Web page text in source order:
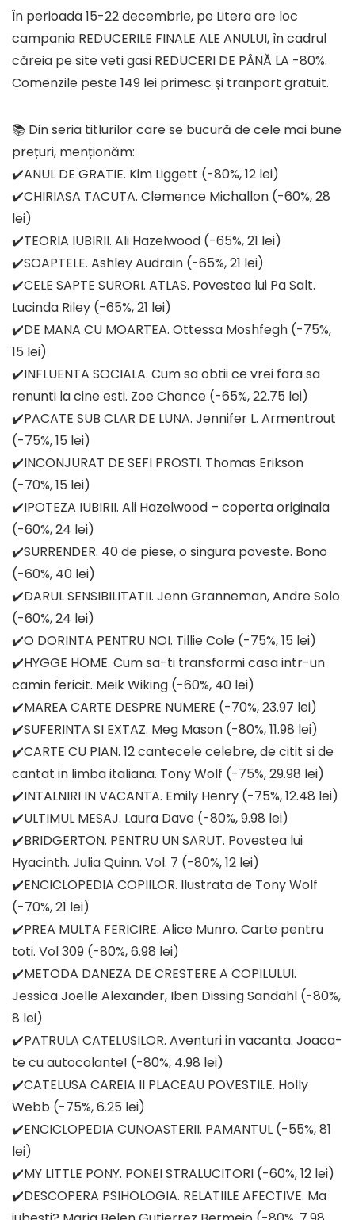
În perioada 15-22 decembrie, pe Litera are loc
campania REDUCERILE FINALE ALE ANULUI, în cadrul
căreia pe site veti gasi REDUCERI DE PÂNĂ LA -80%.
Comenzile peste 149 lei primesc și tranport gratuit.
📚 Din seria titlurilor care se bucură de cele mai bune
prețuri, menționăm:
✔️ANUL DE GRATIE. Kim Liggett (-80%, 12 lei)
✔️CHIRIASA TACUTA. Clemence Michallon (-60%, 28
lei)
✔️TEORIA IUBIRII. Ali Hazelwood (-65%, 21 lei)
✔️SOAPTELE. Ashley Audrain (-65%, 21 lei)
✔️CELE SAPTE SURORI. ATLAS. Povestea lui Pa Salt.
Lucinda Riley (-65%, 21 lei)
✔️DE MANA CU MOARTEA. Ottessa Moshfegh (-75%,
15 lei)
✔️INFLUENTA SOCIALA. Cum sa obtii ce vrei fara sa
renunti la cine esti. Zoe Chance (-65%, 22.75 lei)
✔️PACATE SUB CLAR DE LUNA. Jennifer L. Armentrout
(-75%, 15 lei)
✔️INCONJURAT DE SEFI PROSTI. Thomas Erikson
(-70%, 15 lei)
✔️IPOTEZA IUBIRII. Ali Hazelwood – coperta originala
(-60%, 24 lei)
✔️SURRENDER. 40 de piese, o singura poveste. Bono
(-60%, 40 lei)
✔️DARUL SENSIBILITATII. Jenn Granneman, Andre Solo
(-60%, 24 lei)
✔️O DORINTA PENTRU NOI. Tillie Cole (-75%, 15 lei)
✔️HYGGE HOME. Cum sa-ti transformi casa intr-un
camin fericit. Meik Wiking (-60%, 40 lei)
✔️MAREA CARTE DESPRE NUMERE (-70%, 23.97 lei)
✔️SUFERINTA SI EXTAZ. Meg Mason (-80%, 11.98 lei)
✔️CARTE CU PIAN. 12 cantecele celebre, de citit si de
cantat in limba italiana. Tony Wolf (-75%, 29.98 lei)
✔️INTALNIRI IN VACANTA. Emily Henry (-75%, 12.48 lei)
✔️ULTIMUL MESAJ. Laura Dave (-80%, 9.98 lei)
✔️BRIDGERTON. PENTRU UN SARUT. Povestea lui
Hyacinth. Julia Quinn. Vol. 7 (-80%, 12 lei)
✔️ENCICLOPEDIA COPIILOR. Ilustrata de Tony Wolf
(-70%, 21 lei)
✔️PREA MULTA FERICIRE. Alice Munro. Carte pentru
toti. Vol 309 (-80%, 6.98 lei)
✔️METODA DANEZA DE CRESTERE A COPILULUI.
Jessica Joelle Alexander, Iben Dissing Sandahl (-80%,
8 lei)
✔️PATRULA CATELUSILOR. Aventuri in vacanta. Joaca-
te cu autocolante! (-80%, 4.98 lei)
✔️CATELUSA CAREIA II PLACEAU POVESTILE. Holly
Webb (-75%, 6.25 lei)
✔️ENCICLOPEDIA CUNOASTERII. PAMANTUL (-55%, 81
lei)
✔️MY LITTLE PONY. PONEI STRALUCITORI (-60%, 12 lei)
✔️DESCOPERA PSIHOLOGIA. RELATIILE AFECTIVE. Ma